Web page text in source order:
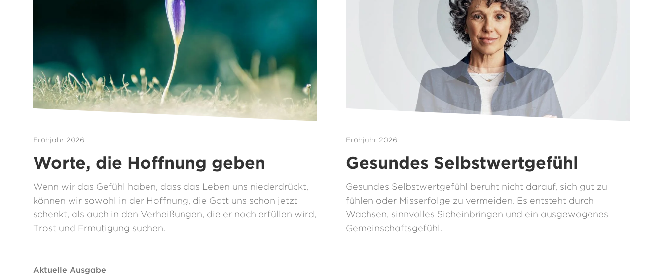
Frühjahr 2026
Worte, die Hoffnung geben
Wenn wir das Gefühl haben, dass das Leben uns niederdrückt,
können wir sowohl in der Hoffnung, die Gott uns schon jetzt
schenkt, als auch in den Verheißungen, die er noch erfüllen wird,
Trost und Ermutigung suchen.
Frühjahr 2026
Gesundes Selbstwertgefühl
Gesundes Selbstwertgefühl beruht nicht darauf, sich gut zu
fühlen oder Misserfolge zu vermeiden. Es entsteht durch
Wachsen, sinnvolles Sicheinbringen und ein ausgewogenes
Gemeinschaftsgefühl.
Aktuelle Ausgabe